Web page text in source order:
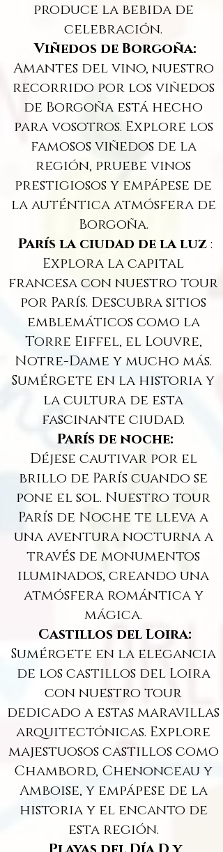
produce la bebida de
celebración.
Viñedos de Borgoña:
Amantes del vino, nuestro
recorrido por los viñedos
de Borgoña está hecho
para vosotros. Explore los
famosos viñedos de la
región, pruebe vinos
prestigiosos y empápese de
la auténtica atmósfera de
Borgoña.
París la ciudad de la luz:
Explora la capital
francesa con nuestro tour
por París. Descubra sitios
emblemáticos como la
Torre Eiffel, el Louvre,
Notre-Dame y mucho más.
Sumérgete en la historia y
la cultura de esta
fascinante ciudad.
París de noche:
Déjese cautivar por el
brillo de París cuando se
pone el sol. Nuestro tour
París de Noche te lleva a
una aventura nocturna a
través de monumentos
iluminados, creando una
atmósfera romántica y
mágica.
Castillos del Loira:
Sumérgete en la elegancia
de los castillos del Loira
con nuestro tour
dedicado a estas maravillas
arquitectónicas. Explore
majestuosos castillos como
Chambord, Chenonceau y
Amboise, y empápese de la
historia y el encanto de
esta región.